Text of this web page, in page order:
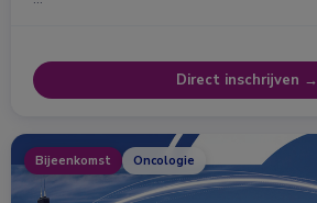
Direct inschrijven →
Bijeenkomst Oncologie